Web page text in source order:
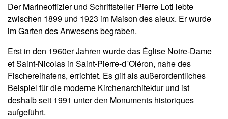
Der Marineoffizier und Schriftsteller Pierre Loti lebte
zwischen 1899 und 1923 im Maison des aieux. Er wurde
im Garten des Anwesens begraben.
Erst in den 1960er Jahren wurde das Église Notre-Dame
et Saint-Nicolas in Saint-Pierre-d´Oléron, nahe des
Fischereihafens, errichtet. Es gilt als außerordentliches
Beispiel für die moderne Kirchenarchitektur und ist
deshalb seit 1991 unter den Monuments historiques
aufgeführt.